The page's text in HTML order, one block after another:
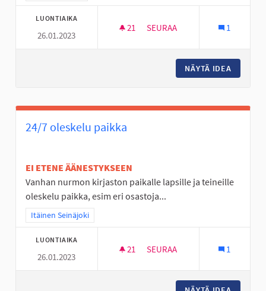
LUONTIAIKA
26.01.2023
21 21 SEURAAJAA
SEURAA 1
NÄYTÄ IDEA
24/7 oleskelu paikka
EI ETENE ÄÄNESTYKSEEN
Vanhan nurmon kirjaston paikalle lapsille ja teineille
oleskelu paikka, esim eri osastoja...
Rajaa tulokset teeman mukaan: Itäinen Seinäjoki
Itäinen Seinäjoki
LUONTIAIKA
26.01.2023
21 21 SEURAAJAA
SEURAA 1